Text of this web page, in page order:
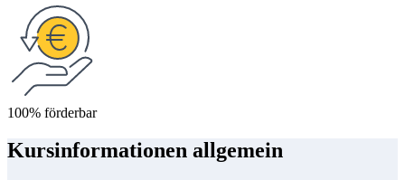
100% förderbar
Kursinformationen allgemein